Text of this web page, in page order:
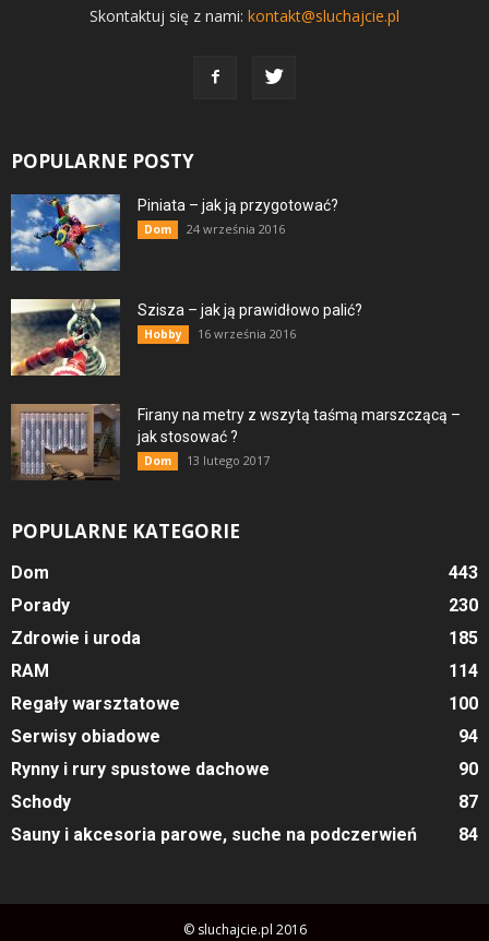
Skontaktuj się z nami: kontakt@sluchajcie.pl
POPULARNE POSTY
Piniata – jak ją przygotować?
Dom 24 września 2016
Szisza – jak ją prawidłowo palić?
Hobby 16 września 2016
Firany na metry z wszytą taśmą marszczącą –
jak stosować ?
Dom 13 lutego 2017
POPULARNE KATEGORIE
Dom
443
Porady
230
Zdrowie i uroda
185
RAM
114
Regały warsztatowe
100
Serwisy obiadowe
94
Rynny i rury spustowe dachowe
90
Schody
87
Sauny i akcesoria parowe, suche na podczerwień
84
© sluchajcie.pl 2016